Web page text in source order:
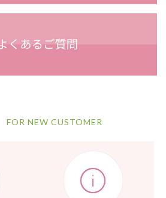
FOR NEW CUSTOMER